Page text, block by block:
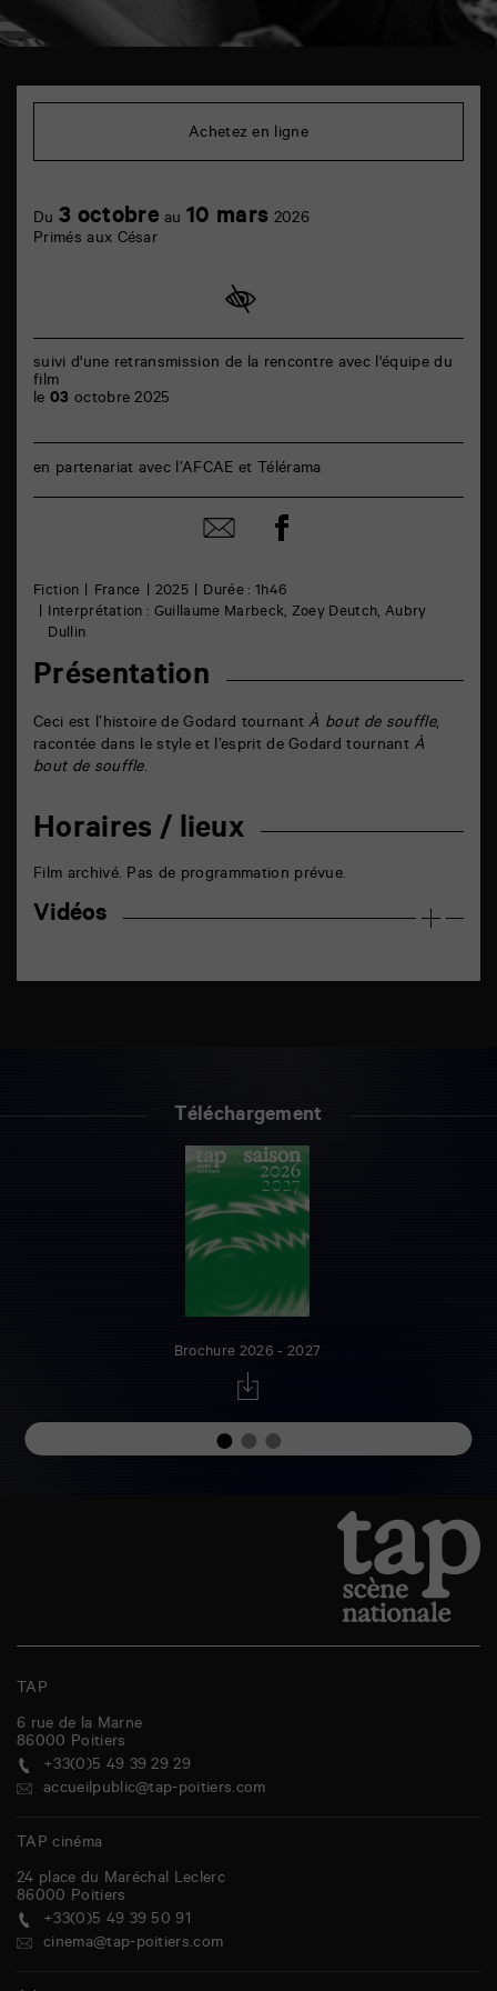
86000
Poitiers
Fiction France 2025
Durée : 1h46
Interprétation : Guillaume Marbeck, Zoey Deutch, Aubry
Dullin
Présentation
Ceci est l’histoire de Godard tournant À bout de souffle,
racontée dans le style et l’esprit de Godard tournantÀ
bout de souffle.
Horaires / lieux
Film archivé. Pas de programmation prévue.
Vidéos
Achetez en ligne
Du 3 octobre au 10 mars 2026
Primés aux César
suivi d'une retransmission de la rencontre avec l'équipe du
film
le 03 octobre 2025
en partenariat avec l’AFCAE et Télérama
Partager
par
Partager
sur
Téléchargement
Brochure 2026 - 2027
TAP
6 rue de la Marne
86000 Poitiers
+33(0)5 49 39 29 29
accueilpublic@tap-poitiers.com
TAP cinéma
24 place du Maréchal Leclerc
86000 Poitiers
+33(0)5 49 39 50 91
cinema@tap-poitiers.com